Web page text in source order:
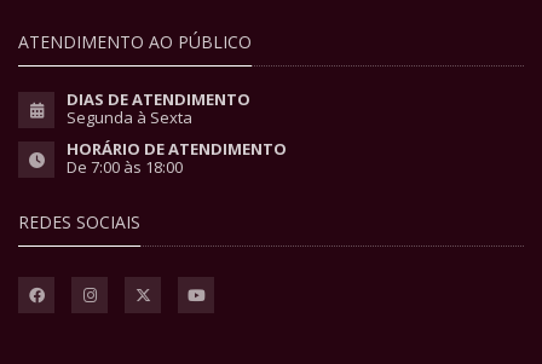
ATENDIMENTO AO PÚBLICO
DIAS DE ATENDIMENTO
Segunda à Sexta
HORÁRIO DE ATENDIMENTO
De 7:00 às 18:00
REDES SOCIAIS